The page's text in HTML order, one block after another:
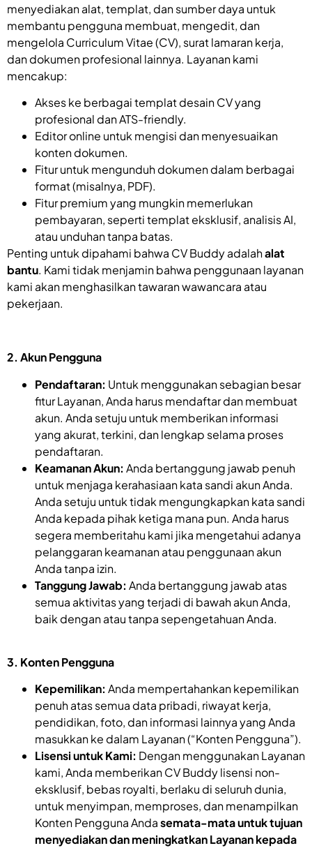
menyediakan alat, templat, dan sumber daya untuk
membantu pengguna membuat, mengedit, dan
mengelola Curriculum Vitae (CV), surat lamaran kerja,
dan dokumen profesional lainnya. Layanan kami
mencakup:
Akses ke berbagai templat desain CV yang
profesional dan ATS-friendly.
Editor online untuk mengisi dan menyesuaikan
konten dokumen.
Fitur untuk mengunduh dokumen dalam berbagai
format (misalnya, PDF).
Fitur premium yang mungkin memerlukan
pembayaran, seperti templat eksklusif, analisis AI,
atau unduhan tanpa batas.
Penting untuk dipahami bahwa CV Buddy adalahalat
bantu. Kami tidak menjamin bahwa penggunaan layanan
kami akan menghasilkan tawaran wawancara atau
pekerjaan.
2. Akun Pengguna
Pendaftaran: Untuk menggunakan sebagian besar
fitur Layanan, Anda harus mendaftar dan membuat
akun. Anda setuju untuk memberikan informasi
yang akurat, terkini, dan lengkap selama proses
pendaftaran.
Keamanan Akun: Anda bertanggung jawab penuh
untuk menjaga kerahasiaan kata sandi akun Anda.
Anda setuju untuk tidak mengungkapkan kata sandi
Anda kepada pihak ketiga mana pun. Anda harus
segera memberitahu kami jika mengetahui adanya
pelanggaran keamanan atau penggunaan akun
Anda tanpa izin.
Tanggung Jawab: Anda bertanggung jawab atas
semua aktivitas yang terjadi di bawah akun Anda,
baik dengan atau tanpa sepengetahuan Anda.
3. Konten Pengguna
Kepemilikan: Anda mempertahankan kepemilikan
penuh atas semua data pribadi, riwayat kerja,
pendidikan, foto, dan informasi lainnya yang Anda
masukkan ke dalam Layanan (“Konten Pengguna”).
Lisensi untuk Kami: Dengan menggunakan Layanan
kami, Anda memberikan CV Buddy lisensi non-
eksklusif, bebas royalti, berlaku di seluruh dunia,
untuk menyimpan, memproses, dan menampilkan
Konten Pengguna Andasemata-mata untuk tujuan
menyediakan dan meningkatkan Layanan kepada